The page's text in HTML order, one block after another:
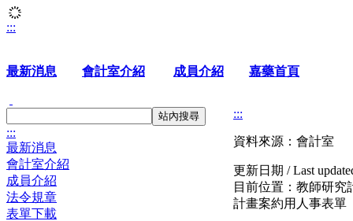
:::
最新消息 會計室介紹 成員介紹 嘉藥首頁
站內搜尋
:::
最新消息
會計室介紹
成員介紹
法令規章
表單下載
:::
資料來源：會計室
更新日期 / Last
目前位置： 教師研究
計畫案約用人事表單